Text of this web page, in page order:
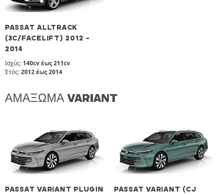
PASSAT ALLTRACK
(3C/FACELIFT) 2012 -
2014
Ισχύς: 140cv έως 211cv
Έτος:2012 έως 2014
ΑΜΆΞΩΜΑ VARIANT
PASSAT VARIANT PLUGIN
PASSAT VARIANT (CJ